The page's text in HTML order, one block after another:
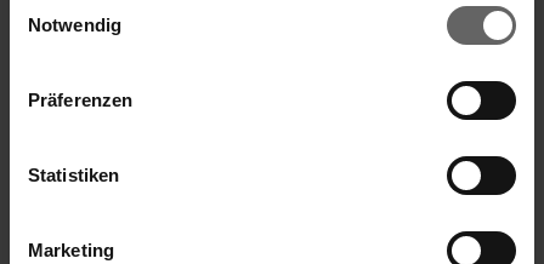
Cookies, wenn Sie unsere Webseite weiterhin nutzen.
Notwendig
Präferenzen
Statistiken
Marketing
4,99 €